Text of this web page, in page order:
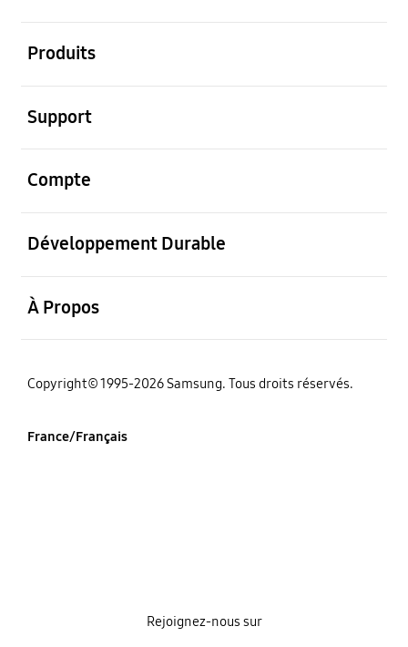
Produits
Support
Compte
Développement Durable
À Propos
‌Copyright© 1995-2026 Samsung. Tous droits réservés.
France/Français
Rejoignez-nous sur